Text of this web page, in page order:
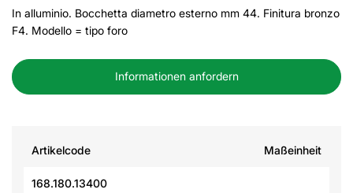
In alluminio. Bocchetta diametro esterno mm 44. Finitura bronzo
F4. Modello = tipo foro
Informationen anfordern
Artikelcode Maßeinheit
168.180.13400